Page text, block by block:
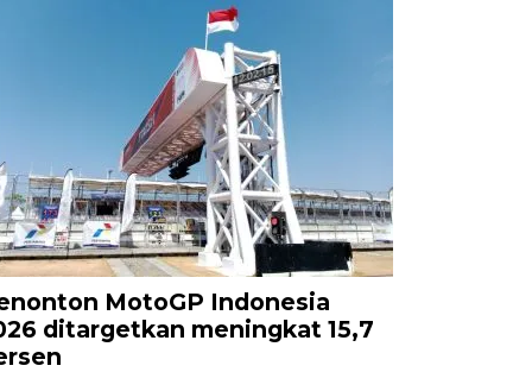
MotoGP Indonesia
ditargetkan meningkat 15,7